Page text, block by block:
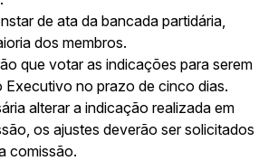
de ata da bancada partidária,
dos membros.
que votar as indicações para serem
Executivo no prazo de cinco dias.
alterar a indicação realizada em
os ajustes deverão ser solicitados
comissão.